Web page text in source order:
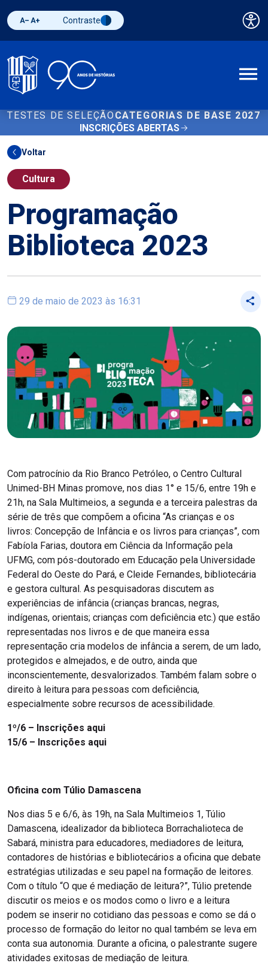
Diminuir fonte
Aumentar fonteAlternar contraste
Contraste
TESTES DE SELEÇÃO CATEGORIAS DE BASE 2027
INSCRIÇÕES ABERTAS
Voltar
Cultura
Programação
Biblioteca 2023
29 de maio de 2023 às 16:31
Com patrocínio da Rio Branco Petróleo, o Centro Cultural
Unimed-BH Minas promove, nos dias 1° e 15/6, entre 19h e
21h, na Sala Multimeios, a segunda e a terceira palestras da
série de três que compõem a oficina “As crianças e os
livros: Concepção de Infância e os livros para crianças”, com
Fabíola Farias, doutora em Ciência da Informação pela
UFMG, com pós-doutorado em Educação pela Universidade
Federal do Oeste do Pará, e Cleide Fernandes, bibliotecária
e gestora cultural. As pesquisadoras discutem as
experiências de infância (crianças brancas, negras,
indígenas, orientais; crianças com deficiência etc.) que estão
representadas nos livros e de que maneira essa
representação cria modelos de infância a serem, de um lado,
protegidos e almejados, e de outro, ainda que
inconscientemente, desvalorizados. Também falam sobre o
direito à leitura para pessoas com deficiência,
especialmente sobre recursos de acessibilidade.
1º/6 – Inscrições aqui
15/6 – Inscrições aqui
Oficina com Túlio Damascena
Nos dias 5 e 6/6, às 19h, na Sala Multimeios 1, Túlio
Damascena, idealizador da biblioteca Borrachalioteca de
Sabará, ministra para educadores, mediadores de leitura,
contadores de histórias e bibliotecários a oficina que debate
estratégias utilizadas e seu papel na formação de leitores.
Com o título “O que é mediação de leitura?”, Túlio pretende
discutir os meios e os modos como o livro e a leitura
podem se inserir no cotidiano das pessoas e como se dá o
processo de formação do leitor no qual também se leva em
conta sua autonomia. Durante a oficina, o palestrante sugere
atividades exitosas de mediação de leitura.